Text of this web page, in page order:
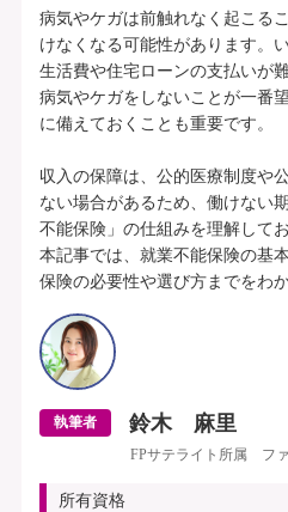
病気やケガは前触れなく起こる
けなくなる可能性があります。
生活費や住宅ローンの支払いが
病気やケガをしないことが一番
に備えておくことも重要です。
収入の保障は、公的医療制度や
ない場合があるため、働けない
不能保険」の仕組みを理解して
本記事では、就業不能保険の基
執筆者 鈴木 麻里
FPサテライト所属 フ
所有資格